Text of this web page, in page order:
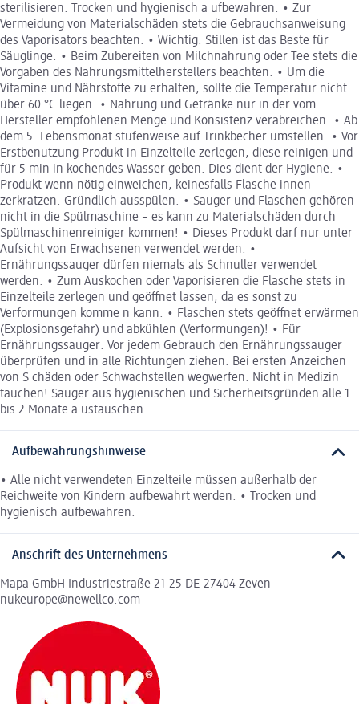
sterilisieren. Trocken und hygienisch a ufbewahren. • Zur
Vermeidung von Materialschäden stets die Gebrauchsanweisung
des Vaporisators beachten. • Wichtig: Stillen ist das Beste für
Säuglinge. • Beim Zubereiten von Milchnahrung oder Tee stets die
Vorgaben des Nahrungsmittelherstellers beachten. • Um die
Vitamine und Nährstoffe zu erhalten, sollte die Temperatur nicht
über 60 °C liegen. • Nahrung und Getränke nur in der vom
Hersteller empfohlenen Menge und Konsistenz verabreichen. • Ab
dem 5. Lebensmonat stufenweise auf Trinkbecher umstellen. • Vor
Erstbenutzung Produkt in Einzelteile zerlegen, diese reinigen und
für 5 min in kochendes Wasser geben. Dies dient der Hygiene. •
Produkt wenn nötig einweichen, keinesfalls Flasche innen
zerkratzen. Gründlich ausspülen. • Sauger und Flaschen gehören
nicht in die Spülmaschine – es kann zu Materialschäden durch
Spülmaschinenreiniger kommen! • Dieses Produkt darf nur unter
Aufsicht von Erwachsenen verwendet werden. •
Ernährungssauger dürfen niemals als Schnuller verwendet
werden. • Zum Auskochen oder Vaporisieren die Flasche stets in
Einzelteile zerlegen und geöffnet lassen, da es sonst zu
Verformungen komme n kann. • Flaschen stets geöffnet erwärmen
(Explosionsgefahr) und abkühlen (Verformungen)! • Für
Ernährungssauger: Vor jedem Gebrauch den Ernährungssauger
überprüfen und in alle Richtungen ziehen. Bei ersten Anzeichen
von S chäden oder Schwachstellen wegwerfen. Nicht in Medizin
tauchen! Sauger aus hygienischen und Sicherheitsgründen alle 1
bis 2 Monate a ustauschen.
Aufbewahrungshinweise
• Alle nicht verwendeten Einzelteile müssen außerhalb der
Reichweite von Kindern aufbewahrt werden. • Trocken und
hygienisch aufbewahren.
Anschrift des Unternehmens
Mapa GmbH Industriestraße 21-25 DE-27404 Zeven
nukeurope@newellco.com